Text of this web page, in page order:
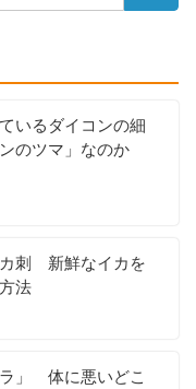
いるダイコンの細
のツマ」なのか
刺 新鮮なイカを
法
」 体に悪いどこ